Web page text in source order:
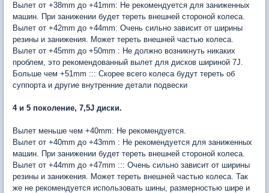
Вылет от +38mm до +41mm: Не рекомендуется для заниженных
машин. При занижении будет тереть внешней стороной колеса.
Вылет от +42mm до +44mm: Очень сильно зависит от ширины
резины и занижения. Может тереть внешней частью колеса.
Вылет от +45mm до +50mm : Не должно возникнуть никаких
проблем, это рекомендованный вылет для дисков шириной 7J.
Больше чем +51mm ::: Скорее всего колеса будут тереть об
суппорта и другие внутренние детали подвески
4 и 5 поколение, 7,5J диски.
Вылет меньше чем +40mm: Не рекомендуется.
Вылет от +40mm до +43mm : Не рекомендуется для заниженных
машин. При занижении будет тереть внешней стороной колеса.
Вылет от +44mm до +47mm ::: Очень сильно зависит от ширины
резины и занижения. Может тереть внешней частью колеса. Так
же не рекомендуется использовать шины, размерностью шире и